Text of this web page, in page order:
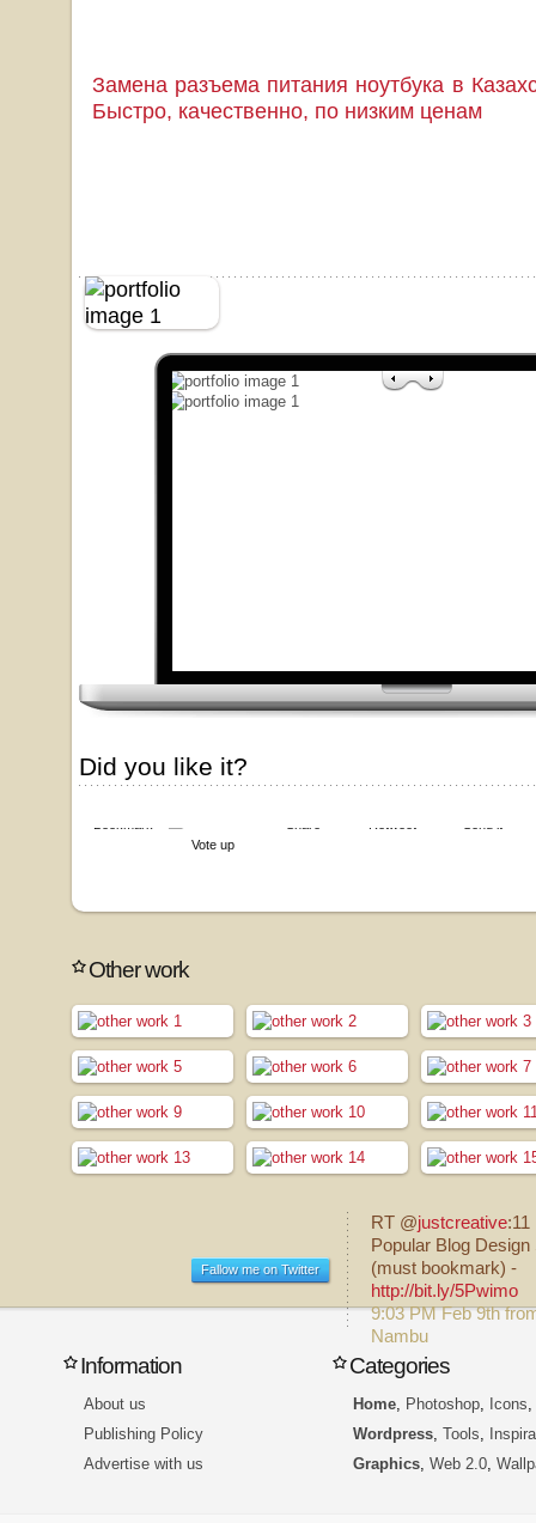
Замена разъема питания ноутбука в
Быстро, качественно, по низким ценам
Did you like it?
Vote up
Other work
Fallow me on Twitter
RT @justcreative:11
Popular Blog Design
(must bookmark) -
http://bit.ly/5Pwimo
9:03 PM Feb 9th
Nambu
Information
About us
Publishing Policy
Advertise with us
Categories
Home Photoshop Icons
Wordpress Tools
Graphics Web 2.0